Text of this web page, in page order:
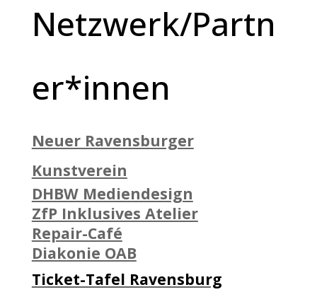
Netzwerk/Partn
er*innen
Neuer Ravensburger
Kunstverein
DHBW Mediendesign
ZfP Inklusives Atelier
Repair-Café
Diakonie OAB
Ticket-Tafel Ravensburg